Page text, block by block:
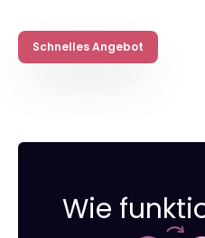
Schnelles Angebot
Wie